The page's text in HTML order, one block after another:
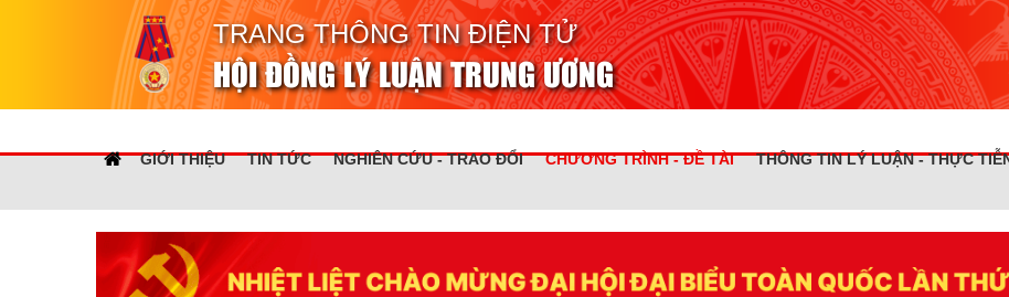
TRANG THÔNG TIN ĐIỆN TỬ
HỘI ĐỒNG LÝ LUẬN TRUNG ƯƠNG
GIỚI THIỆU TIN TỨC NGHIÊN CỨU - TRAO ĐỔI CHƯƠNG TRÌNH - ĐỀ TÀI THÔNG TIN LÝ LUẬN - THỰC